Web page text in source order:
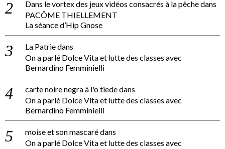
Dans le vortex des jeux vidéos consacrés à la pêchedans
PACÔME THIELLEMENT
La séance d’Hip Gnose
La Patriedans
On a parlé Dolce Vita et lutte des classes avec
Bernardino Femminielli
carte noire negra à l'o tiededans
On a parlé Dolce Vita et lutte des classes avec
Bernardino Femminielli
moise et son mascarédans
On a parlé Dolce Vita et lutte des classes avec